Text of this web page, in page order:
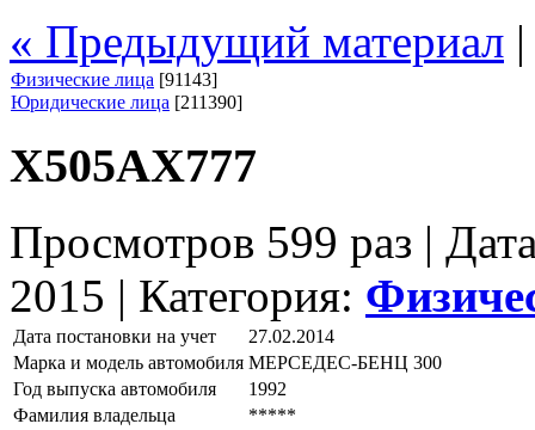
« Предыдущий материал
Физические лица [91143]
Юридические лица [211390]
Х505АХ777
Просмотров 599 раз |
2015 | Категория:
Дата постановки на учет
27.02.2014
Марка и модель автомобиля МЕРСЕДЕС-БЕНЦ 300
Год выпуска автомобиля
1992
Фамилия владельца
*****